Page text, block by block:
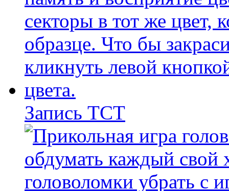
Запись ТСТ